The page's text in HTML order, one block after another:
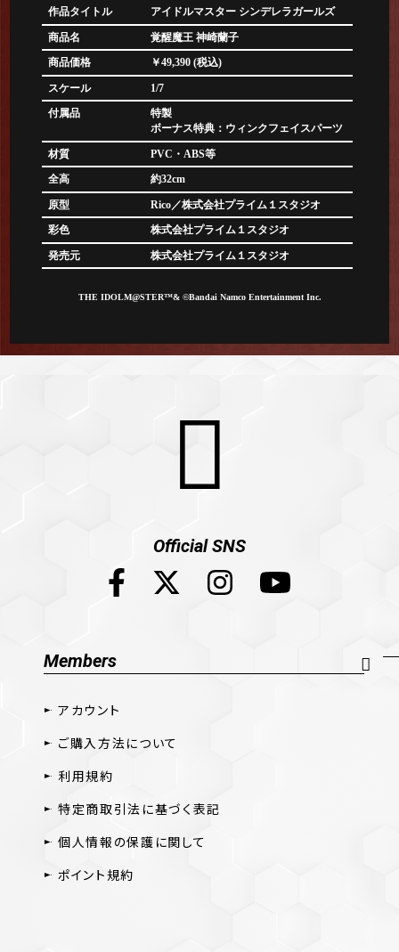
作品タイトル アイドルマスター シンデレラガールズ
商品名 覚醒魔王 神崎蘭子
商品価格 ￥49,390 (税込)
スケール 1/7
付属品
特製
ボーナス特典：ウィンクフェイスパーツ
材質 PVC・ABS等
全高 約32cm
原型 Rico／株式会社プライム１スタジオ
彩色 株式会社プライム１スタジオ
発売元 株式会社プライム１スタジオ
THE IDOLM@STER™& ©Bandai Namco Entertainment Inc.
Official SNS
Members
アカウント
ご購入方法について
利用規約
特定商取引法に基づく表記
個人情報の保護に関して
ポイント規約